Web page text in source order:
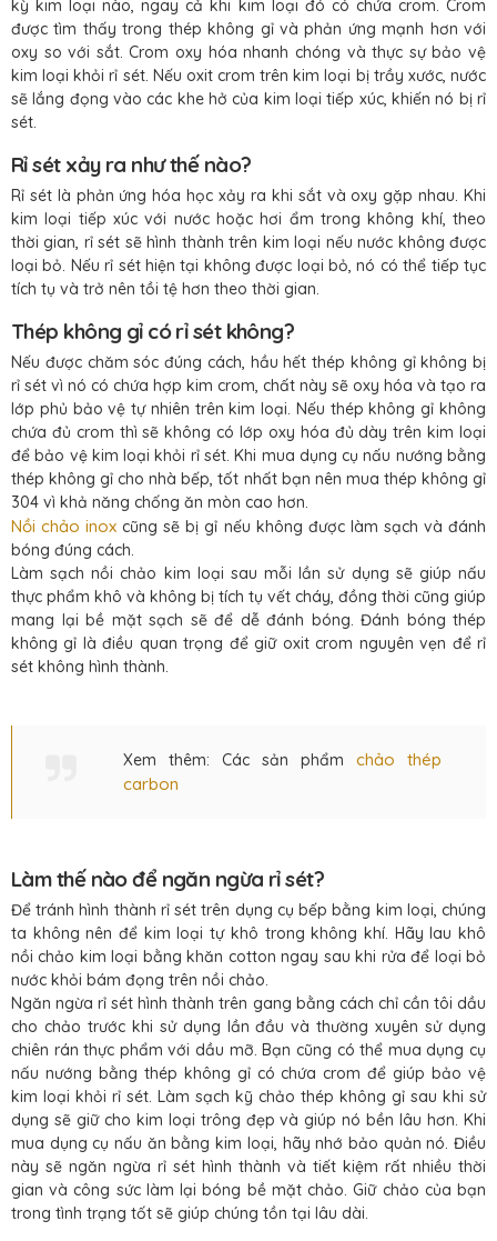
kỳ kim loại nào, ngay cả khi kim loại đó có chứa crom. Crom
được tìm thấy trong thép không gỉ và phản ứng mạnh hơn với
oxy so với sắt. Crom oxy hóa nhanh chóng và thực sự bảo vệ
kim loại khỏi rỉ sét. Nếu oxit crom trên kim loại bị trầy xước, nước
sẽ lắng đọng vào các khe hở của kim loại tiếp xúc, khiến nó bị rỉ
sét.
Rỉ sét xảy ra như thế nào?
Rỉ sét là phản ứng hóa học xảy ra khi sắt và oxy gặp nhau. Khi
kim loại tiếp xúc với nước hoặc hơi ẩm trong không khí, theo
thời gian, rỉ sét sẽ hình thành trên kim loại nếu nước không được
loại bỏ. Nếu rỉ sét hiện tại không được loại bỏ, nó có thể tiếp tục
tích tụ và trở nên tồi tệ hơn theo thời gian.
Thép không gỉ có rỉ sét không?
Nếu được chăm sóc đúng cách, hầu hết thép không gỉ không bị
rỉ sét vì nó có chứa hợp kim crom, chất này sẽ oxy hóa và tạo ra
lớp phủ bảo vệ tự nhiên trên kim loại. Nếu thép không gỉ không
chứa đủ crom thì sẽ không có lớp oxy hóa đủ dày trên kim loại
để bảo vệ kim loại khỏi rỉ sét. Khi mua dụng cụ nấu nướng bằng
thép không gỉ cho nhà bếp, tốt nhất bạn nên mua thép không gỉ
304 vì khả năng chống ăn mòn cao hơn.
Nồi chảo inox cũng sẽ bị gỉ nếu không được làm sạch và đánh
bóng đúng cách.
Làm sạch nồi chảo kim loại sau mỗi lần sử dụng sẽ giúp nấu
thực phẩm khô và không bị tích tụ vết cháy, đồng thời cũng giúp
mang lại bề mặt sạch sẽ để dễ đánh bóng. Đánh bóng thép
không gỉ là điều quan trọng để giữ oxit crom nguyên vẹn để rỉ
sét không hình thành.
Xem thêm: Các sản phẩm chảo thép
carbon
Làm thế nào để ngăn ngừa rỉ sét?
Để tránh hình thành rỉ sét trên dụng cụ bếp bằng kim loại, chúng
ta không nên để kim loại tự khô trong không khí. Hãy lau khô
nồi chảo kim loại bằng khăn cotton ngay sau khi rửa để loại bỏ
nước khỏi bám đọng trên nồi chảo.
Ngăn ngừa rỉ sét hình thành trên gang bằng cách chỉ cần tôi dầu
cho chảo trước khi sử dụng lần đầu và thường xuyên sử dụng
chiên rán thực phẩm với dầu mỡ. Bạn cũng có thể mua dụng cụ
nấu nướng bằng thép không gỉ có chứa crom để giúp bảo vệ
kim loại khỏi rỉ sét. Làm sạch kỹ chảo thép không gỉ sau khi sử
dụng sẽ giữ cho kim loại trông đẹp và giúp nó bền lâu hơn. Khi
mua dụng cụ nấu ăn bằng kim loại, hãy nhớ bảo quản nó. Điều
này sẽ ngăn ngừa rỉ sét hình thành và tiết kiệm rất nhiều thời
gian và công sức làm lại bóng bề mặt chảo. Giữ chảo của bạn
trong tình trạng tốt sẽ giúp chúng tồn tại lâu dài.